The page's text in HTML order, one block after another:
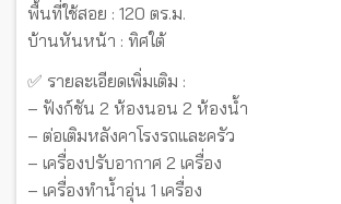
พื้นที่ใช้สอย : 120 ตร.ม.
บ้านหันหน้า : ทิศใต้
✅ รายละเอียดเพิ่มเติม :
– ฟังก์ชัน 2 ห้องนอน 2 ห้องน้ำ
– ต่อเติมหลังคาโรงรถและครัว
– เครื่องปรับอากาศ 2 เครื่อง
– เครื่องทำน้ำอุ่น 1 เครื่อง